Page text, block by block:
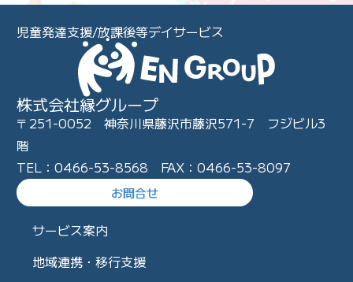
児童発達支援/放課後等デイサービス
株式会社縁グループ
〒251-0052 神奈川県藤沢市藤沢571-7 フジビル3
階
TEL：0466-53-8568 FAX：0466-53-8097
お問合せ
サービス案内
地域連携・移行支援